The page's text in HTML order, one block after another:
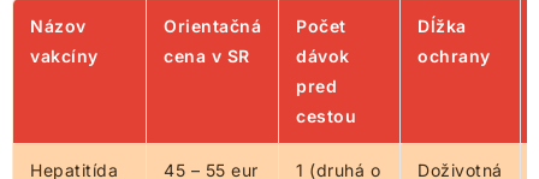
Názov
vakcíny
Orientačná
cena v SR
Počet
dávok
pred
cestou
Dĺžka
ochrany
Hepatitída
45 – 55 eur
1 (druhá o
Doživotná